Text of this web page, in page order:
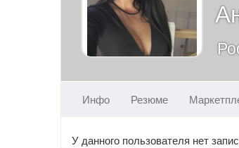
Инфо Резюме
У данного пользователя нет